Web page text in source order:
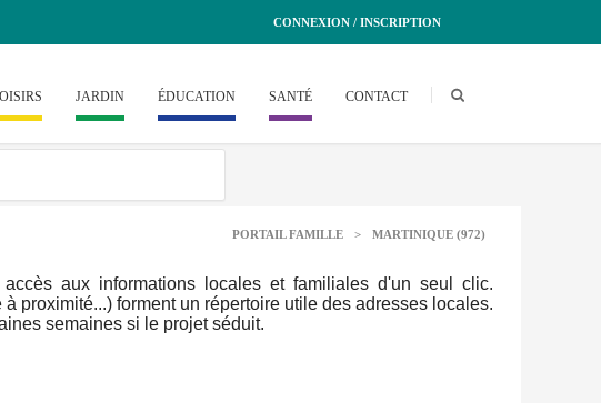
CONNEXION / INSCRIPTION
JARDIN ÉDUCATION SANTÉ CONTACT
PORTAIL FAMILLE > MARTINIQUE (972)
aux informations locales et familiales d'un seul clic.
proximité...) forment un répertoire utile des adresses locales.
semaines si le projet séduit.